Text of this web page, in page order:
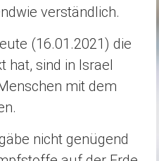
verständlich.
(16.01.2021) die
hat, sind in Israel
mit dem
nicht genügend